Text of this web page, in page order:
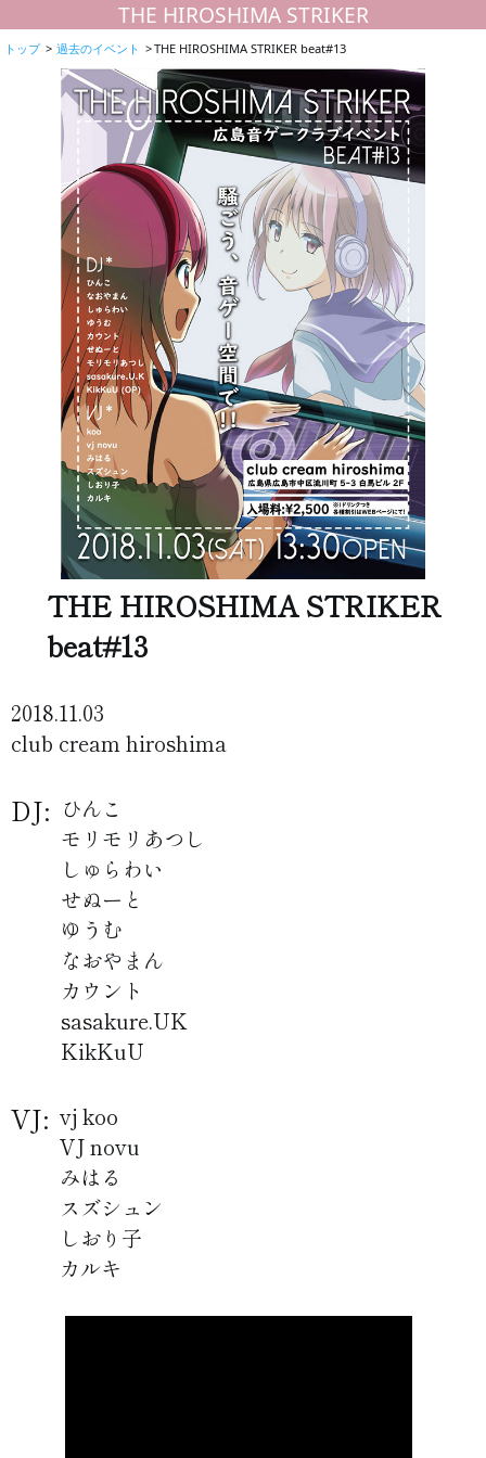
THE HIROSHIMA STRIKER
トップ 過去のイベント THE HIROSHIMA STRIKER beat#13
THE HIROSHIMA STRIKER
beat#13
2018.11.03
club cream hiroshima
DJ: ひんこ
モリモリあつし
しゅらわい
せぬーと
ゆうむ
なおやまん
カウント
sasakure.UK
KikKuU
VJ: vj koo
VJ novu
みはる
スズシュン
しおり子
カルキ